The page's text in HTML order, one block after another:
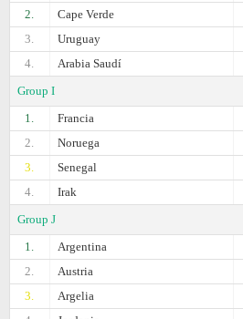
2.
Cape Verde
3.
Uruguay
4.
Arabia Saudí
Group I
1.
Francia
2.
Noruega
3.
Senegal
4.
Irak
Group J
1.
Argentina
2.
Austria
3.
Argelia